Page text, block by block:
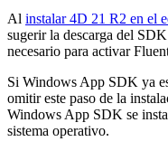
Al instalar 4D 21 R2 en el
sugerir la descarga del
necesario para activar
Si Windows App SDK ya
omitir este paso de la
Windows App SDK se
sistema operativo.